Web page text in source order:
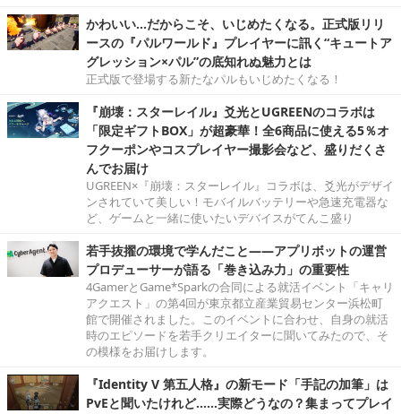
かわいい…だからこそ、いじめたくなる。正式版リリ
ースの『パルワールド』プレイヤーに訊く“キュートア
グレッション×パル”の底知れぬ魅力とは
正式版で登場する新たなパルもいじめたくなる！
『崩壊：スターレイル』爻光とUGREENのコラボは
「限定ギフトBOX」が超豪華！全6商品に使える5％オ
フクーポンやコスプレイヤー撮影会など、盛りだくさ
んでお届け
UGREEN×『崩壊：スターレイル』コラボは、爻光がデザイ
ンされていて美しい！モバイルバッテリーや急速充電器な
ど、ゲームと一緒に使いたいデバイスがてんこ盛り
若手抜擢の環境で学んだこと――アプリボットの運営
プロデューサーが語る「巻き込み力」の重要性
4GamerとGame*Sparkの合同による就活イベント「キャリ
アクエスト」の第4回が東京都立産業貿易センター浜松町
館で開催されました。このイベントに合わせ、自身の就活
時のエピソードを若手クリエイターに聞いてみたので、そ
の模様をお届けします。
『Identity V 第五人格』の新モード「手記の加筆」は
PvEと聞いたけれど……実際どうなの？集まってプレイ